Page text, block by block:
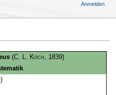
(C. L. Koch, 1839)
Anmelden